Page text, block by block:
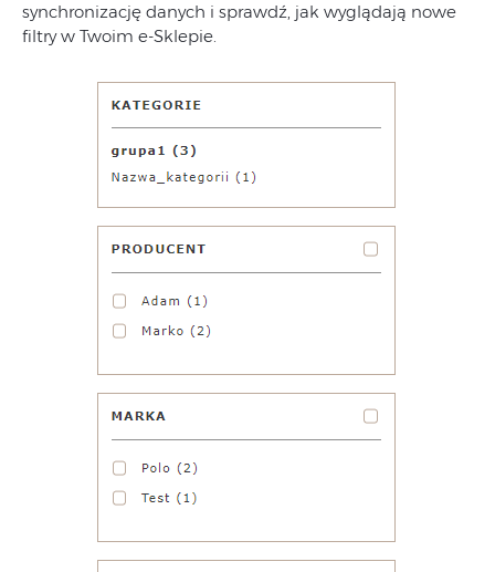
synchronizację danych i sprawdź, jak wyglądają nowe
filtry w Twoim e-Sklepie.